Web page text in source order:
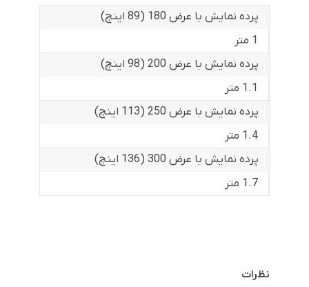
پرده نمایش با عرض 180 (89 اینچ)
1 متر
پرده نمایش با عرض 200 (98 اینچ)
1.1 متر
پرده نمایش با عرض 250 (113 اینچ)
1.4 متر
پرده نمایش با عرض 300 (136 اینچ)
1.7 متر
نظرات